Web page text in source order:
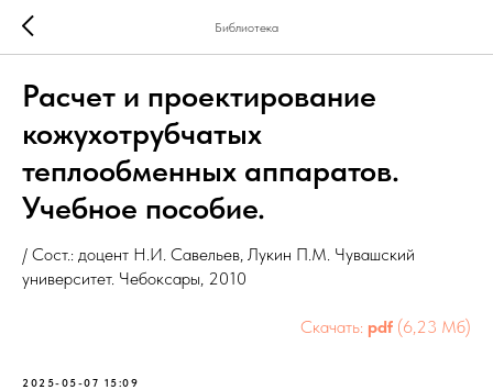
Библиотека
Расчет и проектирование
кожухотрубчатых
теплообменных аппаратов.
Учебное пособие.
/ Сост.: доцент Н.И. Савельев, Лукин П.М. Чувашский
университет. Чебоксары, 2010
Скачать: pdf (6,23 Мб)
2025-05-07 15:09